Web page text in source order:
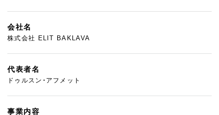
会社名
株式会社 ELIT BAKLAVA
代表者名
ドゥルスン・アフメット
事業内容